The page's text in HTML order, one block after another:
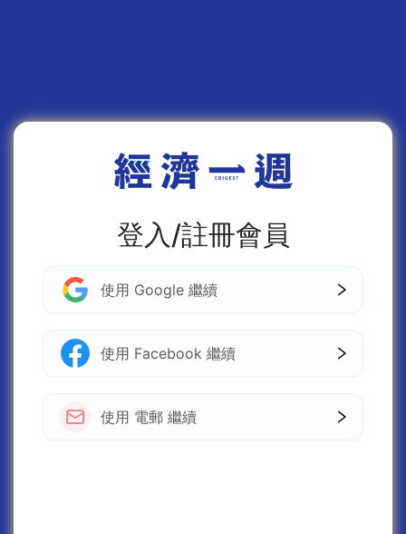
登入/註冊會員
使用 Google 繼續
使用 Facebook 繼續
使用 電郵 繼續